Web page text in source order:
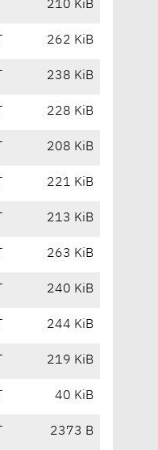
210 KiB
262 KiB
238 KiB
228 KiB
208 KiB
221 KiB
213 KiB
263 KiB
240 KiB
244 KiB
219 KiB
40 KiB
2373 B